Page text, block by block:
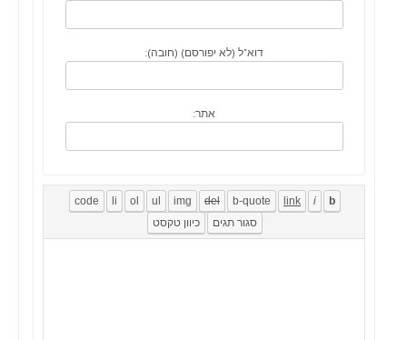
דוא"ל (לא יפורסם) (חובה):
אתר: